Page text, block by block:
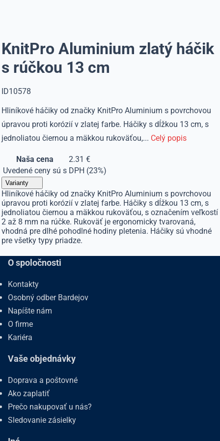
KnitPro Aluminium zlatý háčik
s rúčkou 13 cm
ID10578
Hliníkové háčiky od značky KnitPro Aluminium s povrchovou
úpravou proti korózií v zlatej farbe. Háčiky s dĺžkou 13 cm, s
jednoliatou čiernou a mäkkou rukoväťou,... Celý popis
Naša cena
2.31 €
Uvedené ceny sú s DPH (23%)
Varianty
Hliníkové háčiky od značky KnitPro Aluminium s povrchovou
úpravou proti korózií v zlatej farbe. Háčiky s dĺžkou 13 cm, s
jednoliatou čiernou a mäkkou rukoväťou, s označením veľkostí
2 až 8 mm na rúčke. Rukoväť je ergonomicky tvarovaná,
vhodná pre dlhé pohodlné hodiny pletenia. Háčiky sú vhodné
pre všetky typy priadze.
O spoločnosti
Kontakty
Osobný odber Bardejov
Napíšte nám
O firme
Kariéra
Vaše objednávky
Doprava a poštovné
Ako zaplatiť
Prečo nakupovať u nás?
Sledovanie zásielky